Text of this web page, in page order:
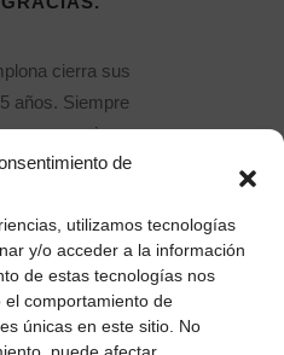
de
utilizamos tecnologías
y/o acceder a la información
de estas tecnologías nos
comportamiento de
únicas en este sitio. No
puede afectar
cierra sus
años. Siempre
un negocio.
se le murió
perdió su
cuando es un